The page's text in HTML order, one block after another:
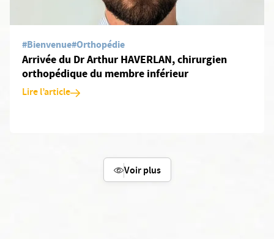
#Bienvenue#Orthopédie
Arrivée du Dr Arthur HAVERLAN, chirurgien
orthopédique du membre inférieur
Lire l’article
Voir plus